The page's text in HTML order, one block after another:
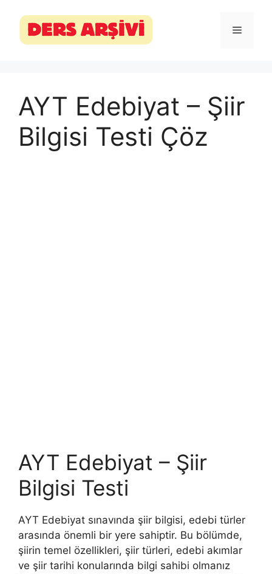
Menü
AYT Edebiyat – Şiir
Bilgisi Testi Çöz
AYT Edebiyat – Şiir
Bilgisi Testi
AYT Edebiyat sınavında şiir bilgisi, edebi türler
arasında önemli bir yere sahiptir. Bu bölümde,
şiirin temel özellikleri, şiir türleri, edebi akımlar
ve şiir tarihi konularında bilgi sahibi olmanız